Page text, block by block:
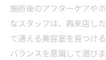
施術後のアフターケアや
なスタッフは、再来店し
て通える美容室を見つけ
バランスを意識して選びま